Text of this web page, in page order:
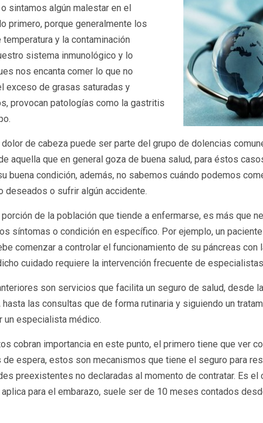
sintamos algún malestar en el
primero, porque generalmente los
y la contaminación
sistema inmunológico y lo
nos encanta comer lo que no
exceso de grasas saturadas y
provocan patologías como la gastritis
dolor de cabeza puede ser parte del grupo de dolencias
aquella que en general goza de buena salud, para éstos
buena condición, además, no sabemos cuándo podemos
deseados o sufrir algún accidente.
porción de la población que tiende a enfermarse, es más que
síntomas o condición en específico. Por ejemplo, un
comenzar a controlar el funcionamiento de su páncreas con
cuidado requiere la intervención frecuente de
son servicios que facilita un seguro de salud, desde
las consultas que de forma rutinaria y siguiendo un
un especialista médico.
cobran importancia en este punto, el primero tiene que ver
de espera, estos son mecanismos que tiene el seguro para
preexistentes no declaradas al momento de contratar. Es el
para el embarazo, suele ser de 10 meses contados